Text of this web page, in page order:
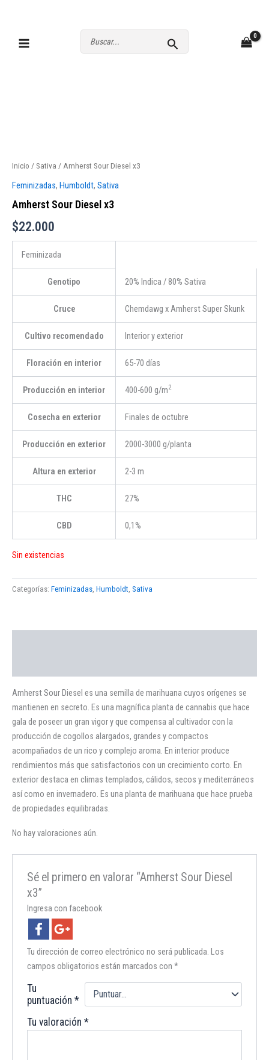
por:
Inicio / Sativa / Amherst Sour Diesel x3
Feminizadas, Humboldt, Sativa
Amherst Sour Diesel x3
$22.000
Feminizada
Genotipo 20% Indica / 80% Sativa
Cruce Chemdawg xAmherst Super Skunk
Cultivo recomendado Interior y exterior
Floración en interior 65-70 días
Producción en interior 400-600 g/m2
Cosecha en exterior Finales de octubre
Producción en exterior 2000-3000 g/planta
Altura en exterior 2-3 m
THC 27%
CBD 0,1%
Sin existencias
Categorías: Feminizadas Humboldt Sativa
Amherst Sour Diesel es una semilla de marihuana cuyos orígenes se
mantienen en secreto. Es una magnífica planta de cannabis que hace
gala de poseer un gran vigor y que compensa al cultivador con la
producción de cogollos alargados, grandes y compactos
acompañados de un rico y complejo aroma. En interior produce
rendimientos más que satisfactorios con un crecimiento corto. En
exterior destaca en climas templados, cálidos, secos y mediterráneos
así como en invernadero. Es una planta de marihuana que hace prueba
de propiedades equilibradas.
No hay valoraciones aún.
Sé el primero en valorar “Amherst Sour Diesel
x3”
Ingresa con facebook
Tu dirección de correo electrónico no será publicada. Los
campos obligatorios están marcados con*
Tu
puntuación*
Tu valoración*